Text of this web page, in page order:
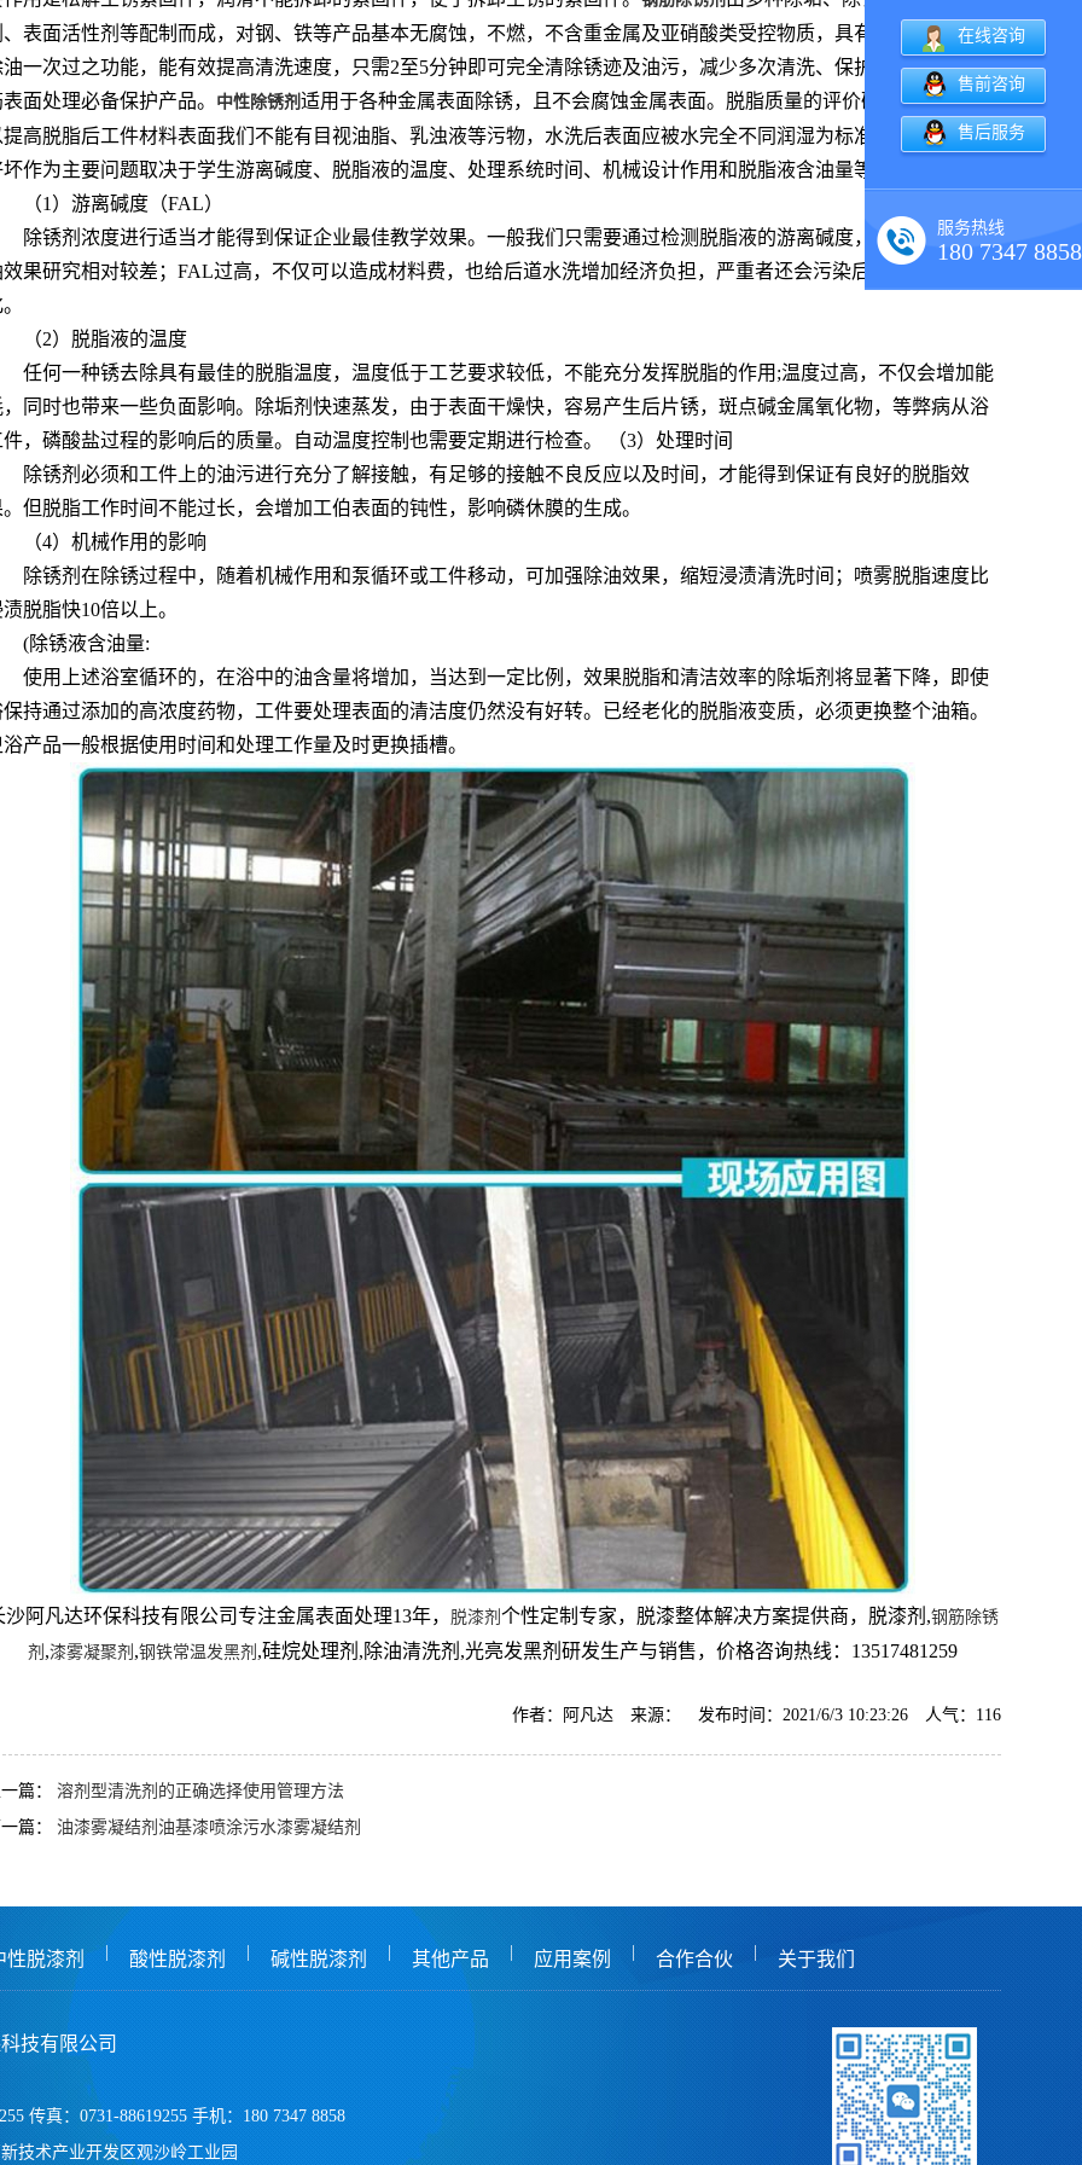
轮毂脱漆剂
、表面活性剂等配制而成，对钢、铁等产品基本无腐蚀，不燃，不含重金属及亚硝酸类受控物质，具有除锈、除垢、
油一次过之功能，能有效提高清洗速度，只需2至5分钟即可完全清除锈迹及油污，减少多次清洗、保护之麻烦，是钢
面处理必备保护产品。
中性除锈剂 适用于各种金属表面除锈，且不会腐蚀金属表面。脱脂质量的评价研究主要内容是
提高脱脂后工件材料表面我们不能有目视油脂、乳浊液等污物，水洗后表面应被水完全不同润湿为标准。脱脂质量的
坏作为主要问题取决于学生游离碱度、脱脂液的温度、处理系统时间、机械设计作用和脱脂液含油量等因素：
（1）游离碱度（FAL）
除锈剂浓度进行适当才能得到保证企业最佳教学效果。一般我们只需要通过检测脱脂液的游离碱度，FAL过低，除
效果研究相对较差；FAL过高，不仅可以造成材料费，也给后道水洗增加经济负担，严重者还会污染后序的表调和磷
（2）脱脂液的温度
任何一种锈去除具有最佳的脱脂温度，温度低于工艺要求较低，不能充分发挥脱脂的作用;温度过高，不仅会增加能
，同时也带来一些负面影响。除垢剂快速蒸发，由于表面干燥快，容易产生后片锈，斑点碱金属氧化物，等弊病从浴
件，磷酸盐过程的影响后的质量。自动温度控制也需要定期进行检查。 （3）处理时间
除锈剂必须和工件上的油污进行充分了解接触，有足够的接触不良反应以及时间，才能得到保证有良好的脱脂效
但脱脂工作时间不能过长，会增加工伯表面的钝性，影响磷休膜的生成。
（4）机械作用的影响
除锈剂在除锈过程中，随着机械作用和泵循环或工件移动，可加强除油效果，缩短浸渍清洗时间；喷雾脱脂速度比
脱脂快10倍以上。
(除锈液含油量:
使用上述浴室循环的，在浴中的油含量将增加，当达到一定比例，效果脱脂和清洁效率的除垢剂将显著下降，即使
保持通过添加的高浓度药物，工件要处理表面的清洁度仍然没有好转。已经老化的脱脂液变质，必须更换整个油箱。
产品一般根据使用时间和处理工作量及时更换插槽。
沙阿凡达环保科技有限公司专注金属表面处理13年， 脱漆剂 个性定制专家，脱漆整体解决方案提供商，脱漆剂,钢筋除锈
剂 ,漆雾凝聚剂 ,钢铁常温发黑剂 ,硅烷处理剂,除油清洗剂,光亮发黑剂研发生产与销售，价格咨询热线：13517481259
作者：阿凡达 来源： 发布时间：2021/6/3 10:23:26 人气： 116
篇： 溶剂型清洗剂的正确选择使用管理方法
篇： 油漆雾凝结剂油基漆喷涂污水漆雾凝结剂
性脱漆剂 酸性脱漆剂 碱性脱漆剂 其他产品 应用案例 合作合伙 关于我们
技有限公司
传真：0731-88619255 手机：180 7347 8858
技术产业开发区观沙岭工业园
在线咨询
售前咨询
售后服务
服务热线
180 7347 8858